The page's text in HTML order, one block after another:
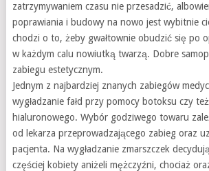
zatrzymywaniem czasu nie przesadzić,
poprawiania i budowy na nowo jest wybitnie
chodzi o to, żeby gwałtownie obudzić się po
w każdym calu nowiutką twarzą. Dobre
zabiegu estetycznym.
Jednym z najbardziej znanych zabiegów
wygładzanie fałd przy pomocy botoksu czy
hialuronowego. Wybór godziwego towaru
od lekarza przeprowadzającego zabieg oraz
pacjenta. Na wygładzanie zmarszczek
częściej kobiety aniżeli mężczyźni, chociaż